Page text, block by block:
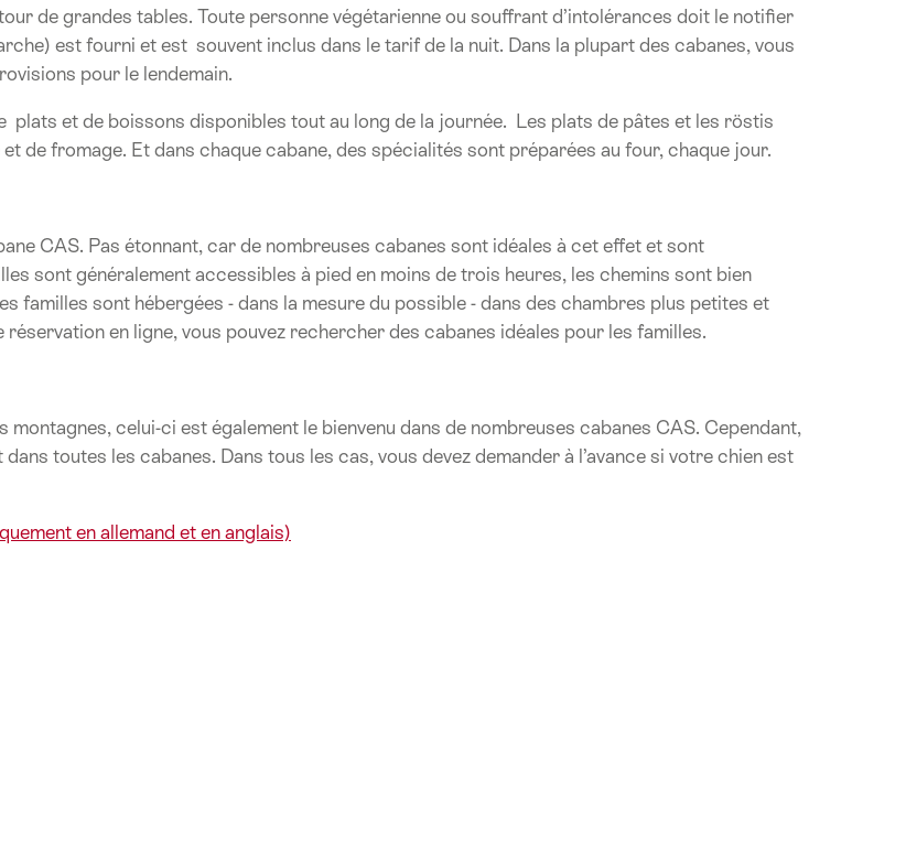
de grandes tables. Toute personne végétarienne ou souffrant d’intolérances doit le notifier
est fourni et est souvent inclus dans le tarif de la nuit. Dans la plupart des cabanes, vous
pour le lendemain.
plats et de boissons disponibles tout au long de la journée. Les plats de pâtes et les röstis
de fromage. Et dans chaque cabane, des spécialités sont préparées au four, chaque jour.
CAS. Pas étonnant, car de nombreuses cabanes sont idéales à cet effet et sont
sont généralement accessibles à pied en moins de trois heures, les chemins sont bien
familles sont hébergées - dans la mesure du possible - dans des chambres plus petites et
en ligne, vous pouvez rechercher des cabanes idéales pour les familles.
celui-ci est également le bienvenu dans de nombreuses cabanes CAS. Cependant,
toutes les cabanes. Dans tous les cas, vous devez demander à l’avance si votre chien est
en allemand et en anglais)